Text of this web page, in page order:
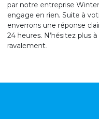
par notre entreprise
engage en rien. Suite à
enverrons une réponse
24 heures. N’hésitez plus
ravalement.